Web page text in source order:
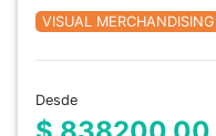
VISUAL MERCHANDISING
Desde